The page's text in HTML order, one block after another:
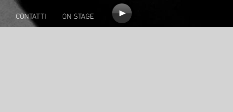
CONTATTI ON STAGE